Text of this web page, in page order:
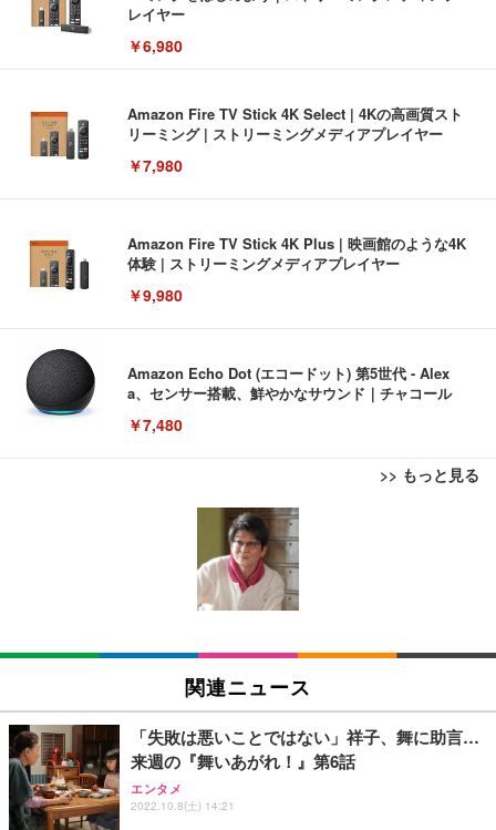
レイヤー
￥6,980
Amazon Fire TV Stick 4K Select | 4Kの高画質スト
リーミング | ストリーミングメディアプレイヤー
￥7,980
Amazon Fire TV Stick 4K Plus | 映画館のような4K
体験 | ストリーミングメディアプレイヤー
￥9,980
Amazon Echo Dot (エコードット) 第5世代 - Alex
a、センサー搭載、鮮やかなサウンド｜チャコール
￥7,480
>> もっと見る
[EdoErgo] オフィスチェア 椅子 テレワーク 疲れな
い 跳ね上げ式アームレスト コンパクト 約105度ロッ
キング pc 事務椅子 360度回転 座面昇降 強化ナイロ
ン樹脂ベース 通気性メッシュ 在宅ワーク H-WY01
(黒網+黒枠+黒足)
SIHOO B100 オフィスチェア／デスクチェア メッシ
ュチェア 人間工学 疲れない ブラック
￥27,999
Sezlife オフィスチェア デスクチェア 疲れない テレ
ワーク チェア 強化バックレスト 30度ロッキング機
能 人間工学 椅子 腰サポート 90度跳ね上げ式アーム
EIZO ビジネス向けプレミアムモニター | FlexScan
EV3240X-WT | 31.5型4K UHD・USB Type-C・ホワ
EIZO ビジネス向けプレミアムモニター | FlexScan
￥109,572
【純正品】27"ゲーミングモニター DualSense 充電
フック付き（CFI-ZDM1J）
Amazonベーシック ペットシーツ 薄型 レギュラー 1
回使い捨て 無香料 ホワイト 300枚
Amazonベーシック ペットシーツ 厚型 ワイド 42枚
x2袋(84枚) ホワイト(吸収面:ライトブルー)
￥3,234
ネオ・ルーライフ ネオ・オムツ L 中型犬用 26枚入
り 単品
関連ニュース
「失敗は悪いことではない」祥子、舞に助言…
来週の『舞いあがれ！』第6話
エンタメ
2022.10.8(土) 14:21